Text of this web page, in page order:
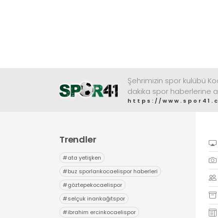
Şehrimizin spor kulübü
dakika spor haberlerine
https://
Trendler
#ata yetişken
#buz sporlarıkocaelispor haberleri
#göztepekocaelispor
#selçuk inankağıtspor
#ibrahim ercinkocaelispor